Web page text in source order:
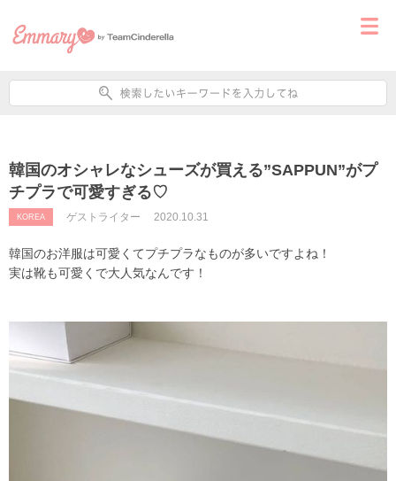
韓国のオシャレなシューズが買える”SAPPUN”がプ
チプラで可愛すぎる♡
KOREA ゲストライター 2020.10.31
韓国のお洋服は可愛くてプチプラなものが多いですよね！
実は靴も可愛くで大人気なんです！